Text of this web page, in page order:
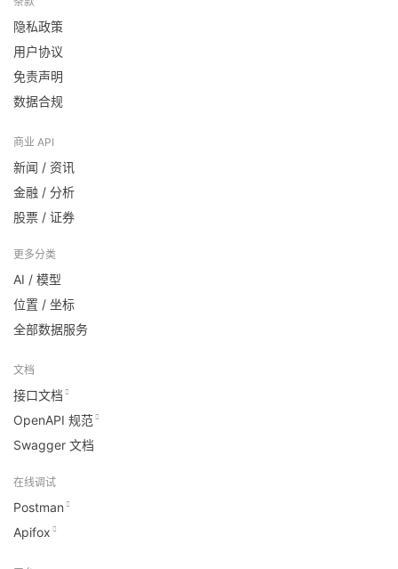
隐私政策
用户协议
免责声明
数据合规
商业 API
新闻 / 资讯
金融 / 分析
股票 / 证券
更多分类
AI / 模型
位置 / 坐标
全部数据服务
文档
接口文档
OpenAPI 规范
Swagger 文档
在线调试
Postman
Apifox